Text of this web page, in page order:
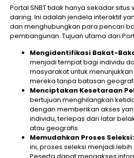
Portal SNBT tidak hanya sekadar
daring. Ini adalah jendela interaktif
dan menghubungkan para pencari
pembangunan. Tujuan utama dari
Mengidentifikasi Bakat-
menjadi tempat bagi individu
masyarakat untuk
mereka tanpa batasan
Menciptakan Kesetaraan
bertujuan menghilangkan
dengan memberikan akses
individu, terlepas dari latar
atau geografis.
Memudahkan Proses Seleksi:
ini, proses seleksi menjadi
Peserta dapat mengakses